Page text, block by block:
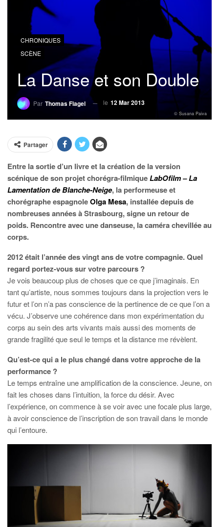
CHRONIQUES
SCÈNE
La Danse et son Double
Par Thomas Flagel le 12 Mar 2013
© Susana Paiva
Partager
Entre la sortie d’un livre et la création de la version
scénique de son projet chorégra-filmiqueLabOfilm – La
Lamentation de Blanche-Neige, la performeuse et
chorégraphe espagnoleOlga Mesa, installée depuis de
nombreuses années à Strasbourg, signe un retour de
poids. Rencontre avec une danseuse, la caméra chevillée au
corps.
2012 était l’année des vingt ans de votre compagnie. Quel
regard portez-vous sur votre parcours ?
Je vois beaucoup plus de choses que ce que j’imaginais. En
tant qu’artiste, nous sommes toujours dans la projection vers le
futur et l’on n’a pas conscience de la pertinence de ce que l’on a
vécu. J’observe une cohérence dans mon expérimentation du
corps au sein des arts vivants mais aussi des moments de
grande fragilité que seul le temps et la distance me révèlent.
Qu’est-ce qui a le plus changé dans votre approche de la
performance ?
Le temps entraîne une amplification de la conscience. Jeune, on
fait les choses dans l’intuition, la force du désir. Avec
l’expérience, on commence à se voir avec une focale plus large,
à avoir conscience de l’inscription de son travail dans le monde
qui l’entoure.